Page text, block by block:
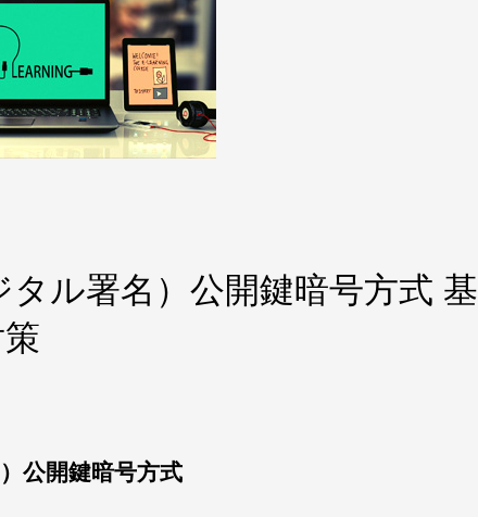
ル署名）公開鍵暗号方式 基
公開鍵暗号方式